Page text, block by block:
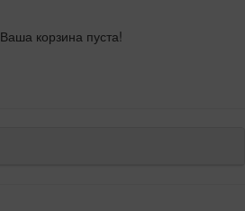
Ваша корзина пуста!